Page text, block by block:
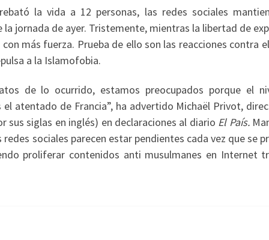
la vida a 12 personas, las redes sociales
jornada de ayer. Tristemente, mientras la libertad de
más fuerza. Prueba de ello son las reacciones contra
a la Islamofobia.
de lo ocurrido, estamos preocupados porque el
atentado de Francia”, ha advertido Michaël Privot,
sus siglas en inglés) en declaraciones al diario El País.
sociales parecen estar pendientes cada vez que se
proliferar contenidos anti musulmanes en Internet